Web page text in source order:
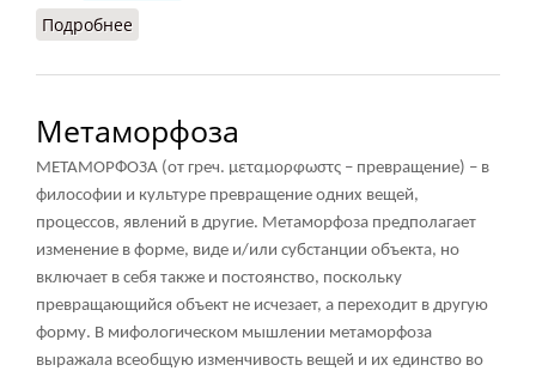
Подробнее
Метаморфоза
МЕТАМОРФОЗА (от греч. μεταμορφωστς – превращение) – в
философии и культуре превращение одних вещей,
процессов, явлений в другие. Метаморфоза предполагает
изменение в форме, виде и/или субстанции объекта, но
включает в себя также и постоянство, поскольку
превращающийся объект не исчезает, а переходит в другую
форму. В мифологическом мышлении метаморфоза
выражала всеобщую изменчивость вещей и их единство во